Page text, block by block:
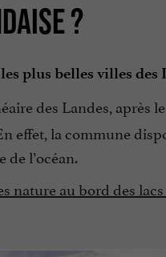
?
les plus belles villes des
des Landes, après
effet, la commune
de l’océan.
nature au bord des